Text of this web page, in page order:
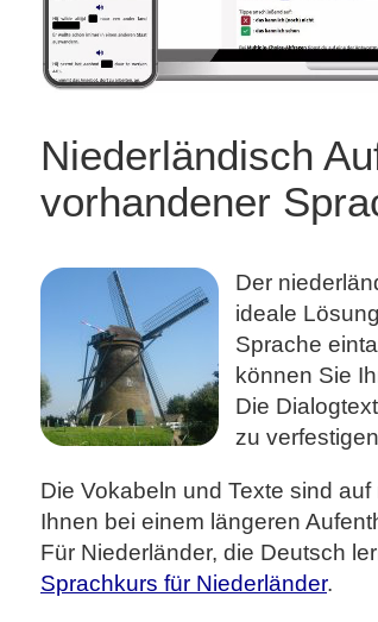
Niederländisch
vorhandener
Der
ideale
Sprache
können Sie
Die
zu
Die Vokabeln und Texte sind
Ihnen bei einem längeren
Für Niederländer, die Deutsch
Sprachkurs für Niederländer.